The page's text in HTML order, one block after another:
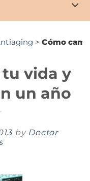
>Cómo
vida y
un año
by Doctor